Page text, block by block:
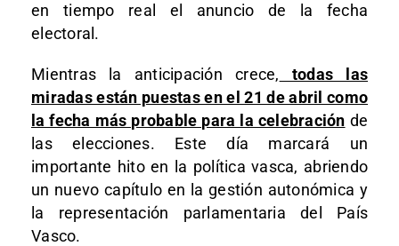
en tiempo real el anuncio de la fecha
electoral.
Mientras la anticipación crece, todas las
miradas están puestas en el 21 de abril como
la fecha más probable para la celebración de
las elecciones. Este día marcará un
importante hito en la política vasca, abriendo
un nuevo capítulo en la gestión autonómica y
la representación parlamentaria del País
Vasco.